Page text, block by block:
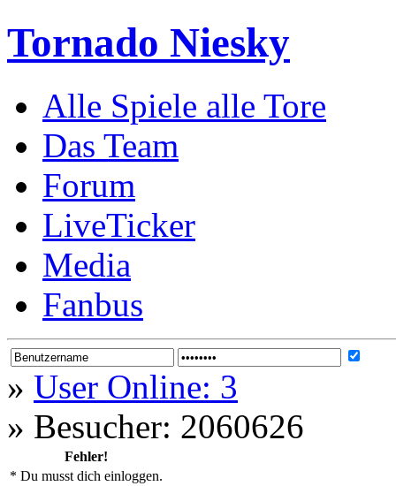
Tornado Niesky
Alle Spiele alle Tore
Das Team
Forum
LiveTicker
Media
Fanbus
» User Online: 3
» Besucher: 2060626
Fehler!
* Du musst dich einloggen.